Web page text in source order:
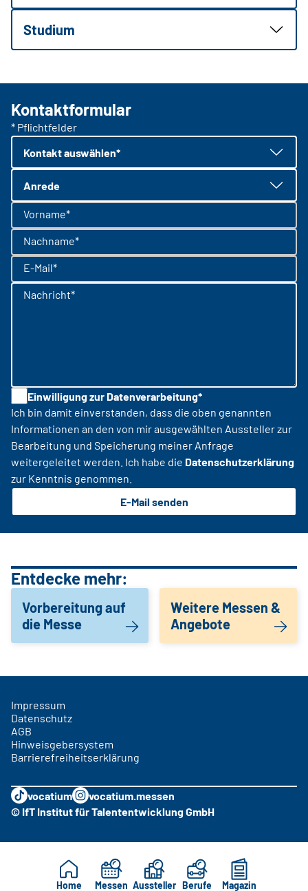
Studium
Kontaktformular
* Pflichtfelder
Kontakt auswählen*
Anrede
Vorname*
Nachname*
E-Mail*
Nachricht*
Einwilligung zur Datenverarbeitung*
Ich bin damit einverstanden, dass die oben genannten
Informationen an den von mir ausgewählten Aussteller zur
Bearbeitung und Speicherung meiner Anfrage
weitergeleitet werden. Ich habe die Datenschutzerklärung
zur Kenntnis genommen.
E-Mail senden
Entdecke mehr:
Vorbereitung auf
die Messe
Weitere Messen &
Angebote
Home Messen Aussteller Berufe Magazin
Impressum
Datenschutz
AGB
Hinweisgebersystem
Barrierefreiheitserklärung
vocatium
vocatium.messen
© IfT Institut für Talententwicklung GmbH